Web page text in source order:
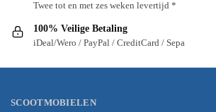
Twee tot en met zes weken levertijd *
100% Veilige Betaling
iDeal/Wero / PayPal / CreditCard / Sepa
SCOOTMOBIELEN